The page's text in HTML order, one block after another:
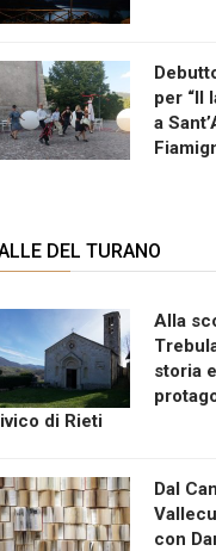
per “Il
a
DEL TURANO
Alla
storia
di Rieti
Dal
con